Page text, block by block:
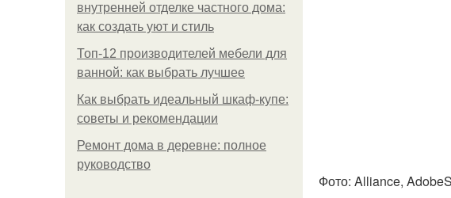
внутренней отделке частного дома:
как создать уют и стиль
Топ-12 производителей мебели для
ванной: как выбрать лучшее
Как выбрать идеальный шкаф-купе:
советы и рекомендации
Ремонт дома в деревне: полное
руководство
Фото: Alliance,